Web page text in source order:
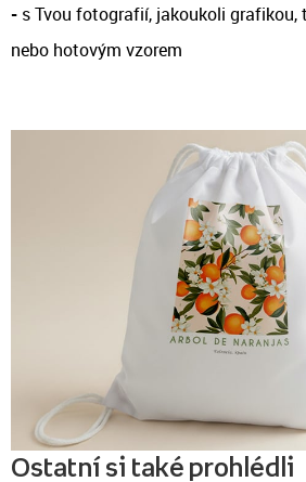
- s Tvou fotografií, jakoukoli grafikou,
nebo hotovým vzorem
Ostatní si také prohlédli